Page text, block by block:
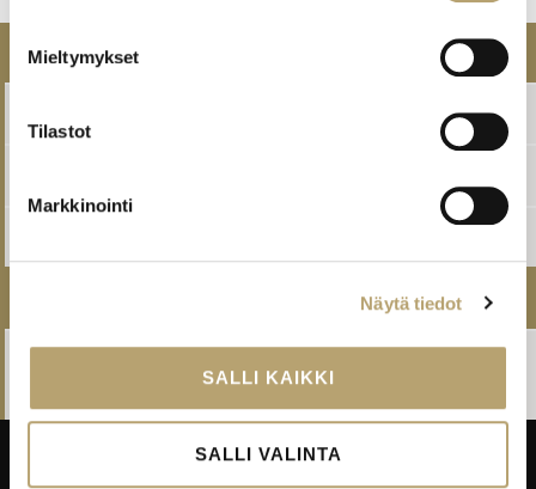
Mieltymykset
Tilastot
Markkinointi
Näytä tiedot
SALLI KAIKKI
SALLI VALINTA
HAKU
MUUT TÄMÄN ALAN KOULUTUKSET
Kuvallisen ilmaisun toteuttaja